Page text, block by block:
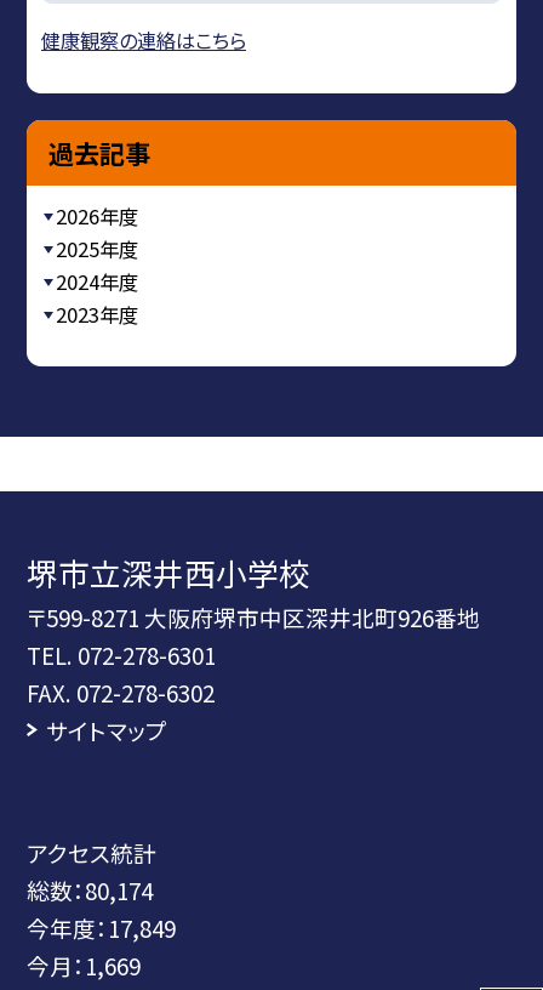
健康観察の連絡はこちら
過去記事
2026年度
2025年度
2024年度
2023年度
堺市立深井西小学校
〒599-8271 大阪府堺市中区深井北町926番地
TEL. 072-278-6301
FAX. 072-278-6302
サイトマップ
アクセス統計
総数：80,174
今年度： 17,849
今月： 1,669